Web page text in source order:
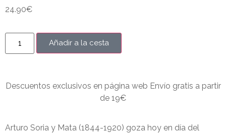
24.90€
Añadir a la cesta
Descuentos exclusivos en página web Envío gratis a partir
de 19€
Arturo Soria y Mata (1844-1920) goza hoy en día del